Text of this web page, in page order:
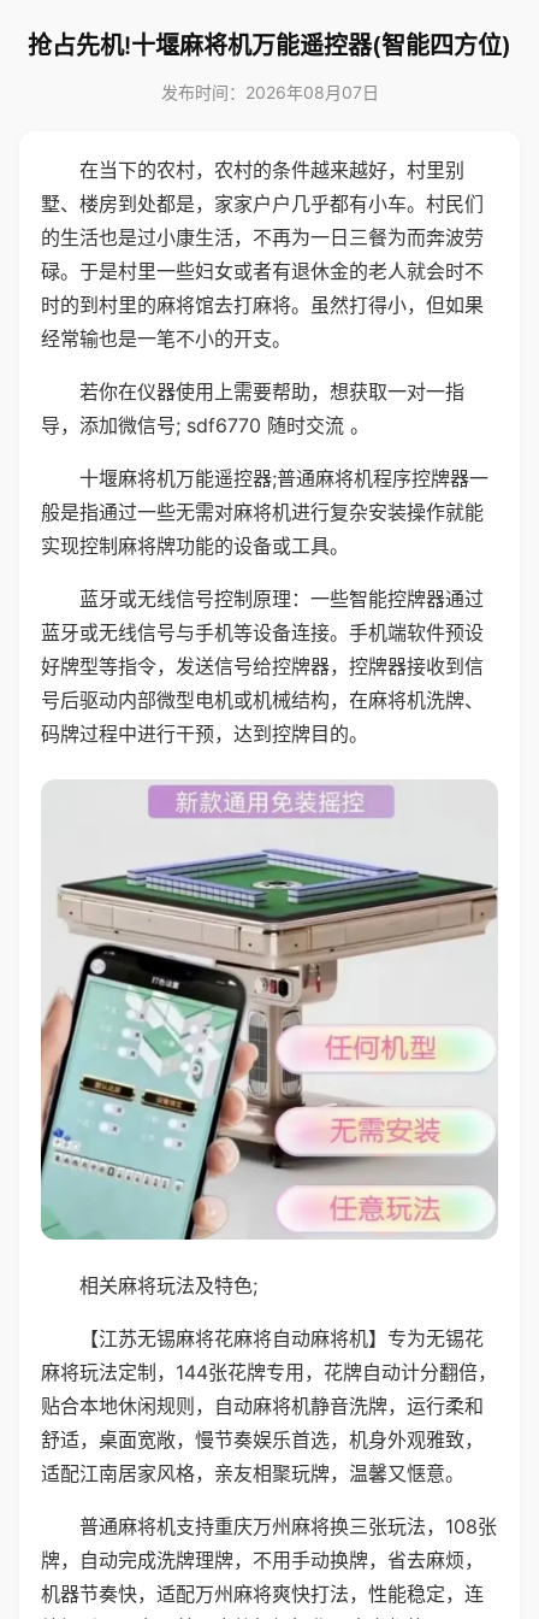
抢占先机!十堰麻将机万能遥控器(智能四方位)
发布时间：2026年08月07日
在当下的农村，农村的条件越来越好，村里别
墅、楼房到处都是，家家户户几乎都有小车。村民们
的生活也是过小康生活，不再为一日三餐为而奔波劳
碌。于是村里一些妇女或者有退休金的老人就会时不
时的到村里的麻将馆去打麻将。虽然打得小，但如果
经常输也是一笔不小的开支。
若你在仪器使用上需要帮助，想获取一对一指
导，添加微信号; sdf6770 随时交流 。
十堰麻将机万能遥控器;普通麻将机程序控牌器一
般是指通过一些无需对麻将机进行复杂安装操作就能
实现控制麻将牌功能的设备或工具。
蓝牙或无线信号控制原理：一些智能控牌器通过
蓝牙或无线信号与手机等设备连接。手机端软件预设
好牌型等指令，发送信号给控牌器，控牌器接收到信
号后驱动内部微型电机或机械结构，在麻将机洗牌、
码牌过程中进行干预，达到控牌目的。
相关麻将玩法及特色;
【江苏无锡麻将花麻将自动麻将机】专为无锡花
麻将玩法定制，144张花牌专用，花牌自动计分翻倍，
贴合本地休闲规则，自动麻将机静音洗牌，运行柔和
舒适，桌面宽敞，慢节奏娱乐首选，机身外观雅致，
适配江南居家风格，亲友相聚玩牌，温馨又惬意。
普通麻将机支持重庆万州麻将换三张玩法，108张
牌，自动完成洗牌理牌，不用手动换牌，省去麻烦，
机器节奏快，适配万州麻将爽快打法，性能稳定，连